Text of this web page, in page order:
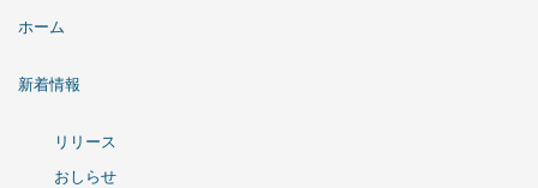
ホーム
新着情報
リリース
おしらせ